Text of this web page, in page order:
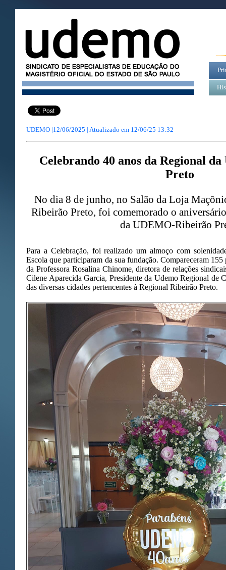
UDEMO |12/06/2025 | Atualizado em 12/06/25 13:32
Celebrando 40 anos da Regional
Preto
No dia 8 de junho, no Salão da Loja
Ribeirão Preto, foi comemorado o
da UDEMO-Ribeirão
Para a Celebração, foi realizado um almoço com
Escola que participaram da sua fundação. Compareceram 155
da Professora Rosalina Chinome, diretora de relações
Cilene Aparecida Garcia, Presidente da Udemo Regional de
das diversas cidades pertencentes à Regional Ribeirão Preto.